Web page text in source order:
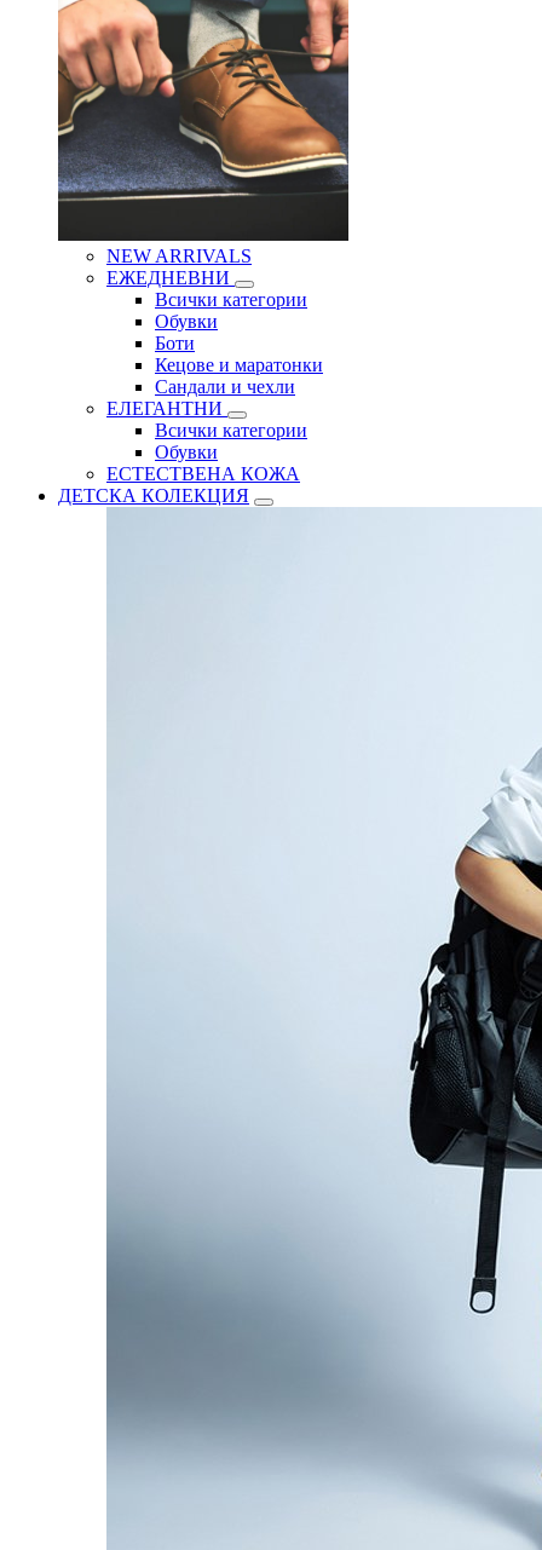
NEW ARRIVALS
ЕЖЕДНЕВНИ
Всички категории
Обувки
Боти
Кецове и маратонки
Сандали и чехли
ЕЛЕГАНТНИ
Всички категории
Обувки
ЕСТЕСТВЕНА КОЖА
ДЕТСКА КОЛЕКЦИЯ